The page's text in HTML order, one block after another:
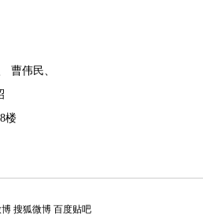
曹伟民、
楼
搜狐微博 百度贴吧